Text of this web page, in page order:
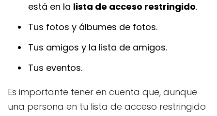
está en la lista de acceso restringido.
Tus fotos y álbumes de fotos.
Tus amigos y la lista de amigos.
Tus eventos.
Es importante tener en cuenta que, aunque
una persona en tu lista de acceso restringido